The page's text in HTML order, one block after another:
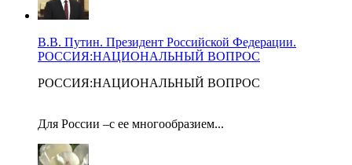
В.В. Путин. Президент Российской Федерации.
РОССИЯ:НАЦИОНАЛЬНЫЙ ВОПРОС
РОССИЯ:НАЦИОНАЛЬНЫЙ ВОПРОС
Для России –с ее многообразием...